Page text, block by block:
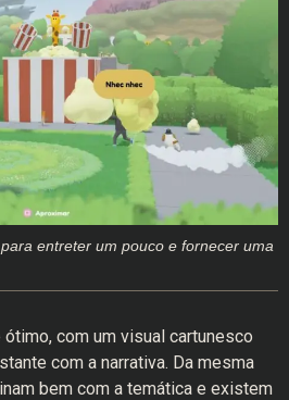
entreter um pouco e fornecer uma
com um visual cartunesco
com a narrativa. Da mesma
bem com a temática e existem